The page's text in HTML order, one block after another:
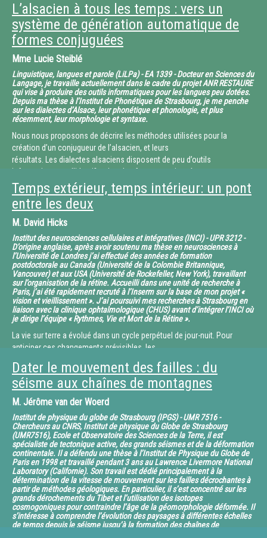
mobilité accrue des TIC (informations pull
ou push partout et tout le temps) ou les nouvelles possibilités offertes
par la technique (réalité augmentée,
puce RFID, web 3.0,…) contribuent également à bouleverser les formes
de communication du tourisme. Cette
évolution rapide incite aussi à avoir un regard critique sur les
conséquences pour les individus, qu’ils soient
hôtes ou touristes, et leur territoire, ainsi sur ce qui pourrait être une
nouvelle déréalisation du monde.
L’alsacien à tous les temps : vers un
système de génération automatique de
formes conjuguées
Mme Lucie Steiblé
Linguistique, langues et parole (LiLPa) - EA 1339 - Docteur en Sciences du
Langage, je travaille actuellement dans le cadre du projet ANR RESTAURE
qui vise à produire des outils informatiques pour les langues peu dotées.
Depuis ma thèse à l’Institut de Phonétique de Strasbourg, je me penche
sur les dialectes d’Alsace, leur phonétique et phonologie, et plus
récemment, leur morphologie et syntaxe.
Nous nous proposons de décrire les méthodes utilisées pour la
création d’un conjugueur de l’alsacien, et leurs
résultats. Les dialectes alsaciens disposent de peu d’outils
informatiques, et l’identification des formes conjuguées
des verbes est un enjeu pour l’annotation morpho-syntaxique
automatique. Les lexiques existants recensent
les verbes sous leur forme canonique infinitive. Il s’agit alors de générer
non pas tous les temps et
pour construire les structures verbales.
Même si la conjugaison des dialectes alsaciens est relativement simple
par rapport à l’allemand, il n’en reste
pas moins que les verbes prennent des formes différentes en fonction
du temps, mais aussi du mode ou de la
personne. Le lexique exploité pour la reconnaissance des verbes
comprend plus de 4 000 formes infinitives :
L’enjeu réside dans l’identification des
types de verbes : réguliers ou non, à particules, etc. Une fois les
propriétés morphologiques identifiées, il est
possible de générer des graphes de flexion grâce au logiciel Unitex,
pour conjuguer les verbes.
Temps extérieur, temps intérieur: un pont
entre les deux
M. David Hicks
Institut des neurosciences cellulaires et intégratives (INCI) - UPR 3212 -
D’origine anglaise, après avoir soutenu ma thèse en neurosciences à
l’Université de Londres j’ai effectué des années de formation
postdoctorale au Canada (Université de la Colombie Britannique,
Vancouver) et aux USA (Université de Rockefeller, New York), travaillant
sur l’organisation de la rétine. Accueilli dans une unité de recherche à
Paris, j’ai été rapidement recruté à l’Inserm sur la base de mon projet «
vision et vieillissement ». J’ai poursuivi mes recherches à Strasbourg en
liaison avec la clinique ophtalmologique (CHUS) avant d’intégrer l’INCI où
je dirige l’équipe « Rythmes, Vie et Mort de la Rétine ».
La vie sur terre a évolué dans un cycle perpétuel de jour-nuit. Pour
anticiper ces changements prévisibles, les
l’« horloge biologique ». Chez les mammifères
(nous y compris) cette horloge est renfermée dans le cerveau, donc
fait-on donc pour synchroniser notre sens interne du temps avec le
temps solaire ? En fait les yeux servent
comme une entrée de l’information lumineuse, totalement
indépendante de la vision dite « formelle ».
D’abord très controversée, l’idée est dorénavant acceptée qu’une toute
petite sous-population de cellules nerveuses
collecte les informations lumineuses et les transmettent directement à
l’horloge centrale située dans
le cerveau. En effet, ces cellules signalent le début du jour de par la
composition spectrale de la lumière. Ces
cellules n’ont rien en commun avec les photorécepteurs « classiques »
Dater le mouvement des failles : du
séisme aux chaînes de montagnes
M. Jérôme van der Woerd
Institut de physique du globe de Strasbourg (IPGS) - UMR 7516 -
Chercheurs au CNRS, Institut de physique du Globe de Strasbourg
(UMR7516), Ecole et Observatoire des Sciences de la Terre, il est
spécialiste de tectonique active, des grands séismes et de la déformation
continentale. Il a défendu une thèse à l’Institut de Physique du Globe de
Paris en 1998 et travaillé pendant 3 ans au Lawrence Livermore National
Laboratory (Californie). Son travail est dédié principalement à la
détermination de la vitesse de mouvement sur les failles décrochantes à
partir de méthodes géologiques. En particulier, il s’est concentré sur les
grands dérochements du Tibet et l’utilisation des isotopes
cosmogoniques pour contraindre l’âge de la géomorphologie déformée. Il
s’intéresse à comprendre l’évolution des paysages à différentes échelles
de temps depuis le séisme jusqu’à la formation des chaînes de